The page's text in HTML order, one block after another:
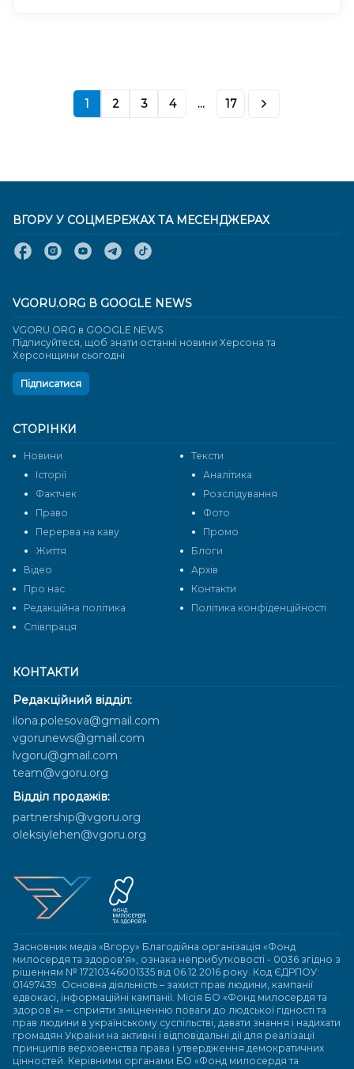
1 2 3 4 ... 17
КОНТАКТИ
Редакційний відділ:
ilona.polesova@gmail.com
vgorunews@gmail.com
lvgoru@gmail.com
team@vgoru.org
Відділ продажів:
partnership@vgoru.org
oleksiylehen@vgoru.org
Засновник медіа «Вгору» Благодійна організація «Фонд
милосердя та здоров'я», ознака неприбутковості - 0036 згідно з
рішенням № 17210346001335 від 06.12.2016 року. Код ЄДРПОУ:
01497439. Основна діяльність – захист прав людини, кампанії
едвокасі, інформаційні кампанії. Місія БО «Фонд милосердя та
здоров’я» – сприяти зміцненню поваги до людської гідності та
прав людини в українському суспільстві, давати знання і надихати
громадян України на активні і відповідальні дії для реалізації
принципів верховенства права і утвердження демократичних
цінностей. Керівними органами БО «Фонд милосердя та
СТОРІНКИ
Новини
Тексти
Історії
Аналітика
Фактчек
Розслідування
Право
Фото
Перерва на каву
Промо
Життя
Блоги
Відео
Архів
Про нас
Контакти
Редакційна політика
Політика конфіденційності
Cпівпраця
ВГОРУ У СОЦМЕРЕЖАХ ТА МЕСЕНДЖЕРАХ
VGORU.ORG В GOOGLE NEWS
VGORU.ORG в GOOGLE NEWS
Підписуйтеся, щоб знати останні новини Херсона та
Херсонщини сьогодні
Підписатися